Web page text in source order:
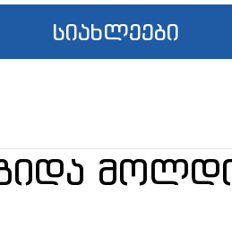
სიახლეები